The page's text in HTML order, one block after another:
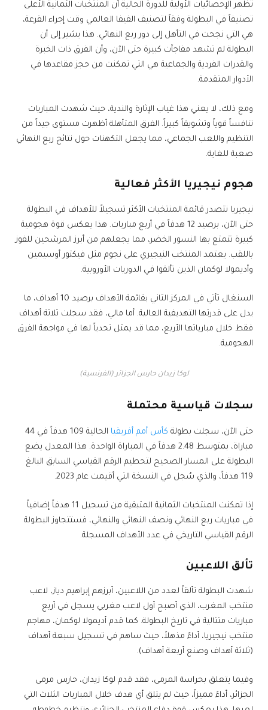
تُظهر الإحصائيات الأولية للدورة الحالية أن المنتخبات الثمانية الأعلى
تصنيفاً في البطولة وفقاً لتصنيف الفيفا العالمي وقت إجراء القرعة،
هي التي نجحت في التأهل إلى دور ربع النهائي. هذا يشير إلى أن
البطولة لم تشهد مفاجآت كبيرة حتى الآن، وأن الفرق ذات الخبرة
والقدرات الفردية والجماعية هي التي تمكنت من حجز مقاعدها في
الأدوار المتقدمة.
ومع ذلك، لا يعني هذا غياب الإثارة والندية، حيث شهدت المباريات
تنافساً قوياً وتشويقاً كبيراً. الفرق المتأهلة أظهرت مستوى جيداً من
التنظيم واللعب الجماعي، مما يجعل التكهنات حول نتائج ربع النهائي
صعبة للغاية.
هجوم نيجيريا الأكثر فعالية
نيجيريا تتصدر قائمة المنتخبات الأكثر تسجيلاً للأهداف في البطولة
حتى الآن، برصيد 12 هدفاً في أربع مباريات. هذا يعكس قوة هجومية
كبيرة تتمتع بها النسور الخضر، مما يجعلهم من أبرز المرشحين للفوز
باللقب. يعتمد المنتخب النيجيري على نجوم مثل فيكتور أوسيمين
وأديمولا لوكمان الذين تألقوا في الدوريات الأوروبية.
السنغال تأتي في المركز الثاني بقائمة الأهداف برصيد 10 أهداف، ما
يدل على قدرتها التهديفية العالية. أما مالي، فقد سجلت ثلاثة أهداف
فقط خلال مبارياتها الأربع، مما قد يمثل تحدياً لها في مواجهة الفرق
الهجومية.
لوكا زيدان حارس الجزائر (الفرنسية)
سجلات قياسية محتملة
حتى الآن، سجلت بطولة كأس أمم أفريقيا
الحالية 109 هدفاً في 44
مباراة، بمتوسط 2.48 هدفاً في المباراة الواحدة. هذا المعدل يضع
البطولة على المسار الصحيح لتحطيم الرقم القياسي السابق البالغ
119 هدفاً، والذي سُجل في النسخة التي أقيمت عام 2023.
إذا تمكنت المنتخبات الثمانية المتبقية من تسجيل 11 هدفاً إضافياً
في مباريات ربع النهائي ونصف النهائي والنهائي، فستتجاوز البطولة
الرقم القياسي التاريخي في عدد الأهداف المسجلة.
تألق اللاعبين
شهدت البطولة تألقاً لعدد من اللاعبين، أبرزهم إبراهيم دياز، لاعب
منتخب المغرب، الذي أصبح أول لاعب مغربي يسجل في أربع
مباريات متتالية في تاريخ البطولة. كما قدم أديمولا لوكمان، مهاجم
منتخب نيجيريا، أداءً مذهلاً، حيث ساهم في تسجيل سبعة أهداف
(ثلاثة أهداف وصنع أربعة أهداف).
وفيما يتعلق بحراسة المرمى، فقد قدم لوكا زيدان، حارس مرمى
الجزائر، أداءً مميزاً، حيث لم يتلق أي هدف خلال المباريات الثلاث التي